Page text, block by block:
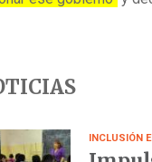
INCLUSIÓN